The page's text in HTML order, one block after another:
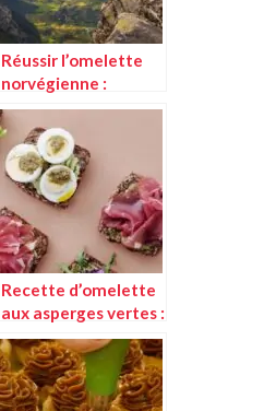
Réussir l’omelette
norvégienne :
astuces et
techniques
incontournables
Recette d’omelette
aux asperges vertes :
une technique
simple et
savoureuse